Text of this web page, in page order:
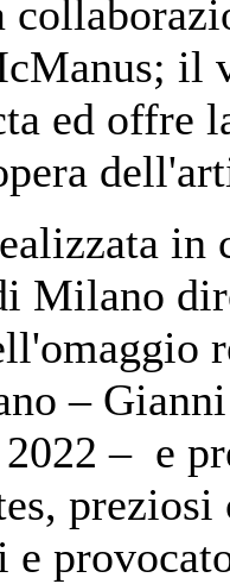
il
ed offre
in
Milano
–
– e
e